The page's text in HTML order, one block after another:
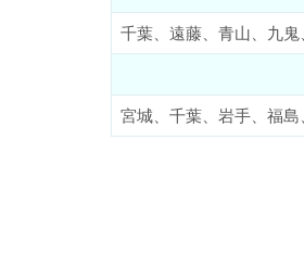
千葉、遠藤、青山、九
宮城、千葉、岩手、福島